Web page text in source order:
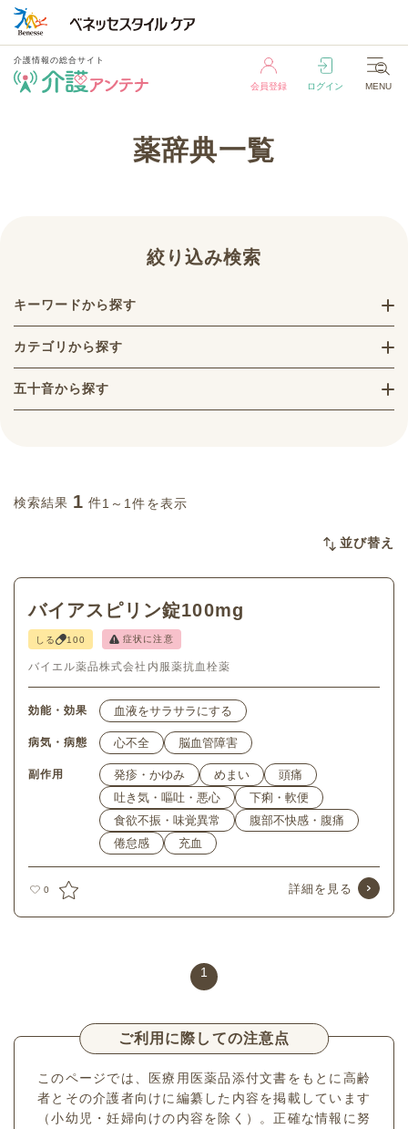
介護情報の総合サイト
会員登録 ログイン MENU
会員登録
薬辞典一覧
絞り込み検索
キーワードから探す
カテゴリから探す
五十音から探す
検索結果 1 件1～1件を表示
並び替え
0
バイアスピリン錠100mg
しる 100 症状に注意
バイエル薬品株式会社 内服薬抗血栓薬
効能・効果 血液をサラサラにする
病気・病態 心不全 脳血管障害
副作用 発疹・かゆみ めまい
頭痛
吐き気・嘔吐・悪心
下痢・軟便
食欲不振・味覚異常
腹部不快感・腹痛
倦怠感
充血
詳細を見る
1
ご利用に際しての注意点
このページでは、医療用医薬品添付文書をもとに高齢
者とその介護者向けに編纂した内容を掲載しています
（小幼児・妊婦向けの内容を除く）。正確な情報に努